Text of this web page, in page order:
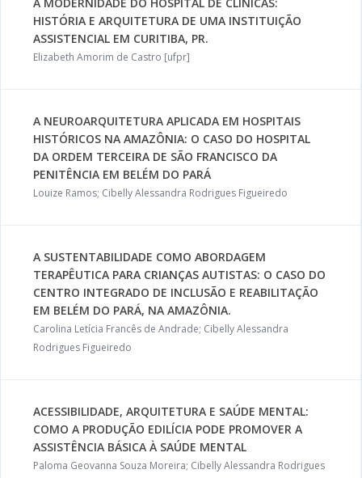
HISTÓRIA E ARQUITETURA DE UMA INSTITUIÇÃO
ASSISTENCIAL EM CURITIBA, PR.
Elizabeth Amorim de Castro [ufpr]
A NEUROARQUITETURA APLICADA EM HOSPITAIS
HISTÓRICOS NA AMAZÔNIA: O CASO DO HOSPITAL
DA ORDEM TERCEIRA DE SÃO FRANCISCO DA
PENITÊNCIA EM BELÉM DO PARÁ
Louize Ramos; Cibelly Alessandra Rodrigues Figueiredo
A SUSTENTABILIDADE COMO ABORDAGEM
TERAPÊUTICA PARA CRIANÇAS AUTISTAS: O CASO DO
CENTRO INTEGRADO DE INCLUSÃO E REABILITAÇÃO
EM BELÉM DO PARÁ, NA AMAZÔNIA.
Carolina Letícia Francês de Andrade; Cibelly Alessandra
Rodrigues Figueiredo
ACESSIBILIDADE, ARQUITETURA E SAÚDE MENTAL:
COMO A PRODUÇÃO EDILÍCIA PODE PROMOVER A
ASSISTÊNCIA BÁSICA À SAÚDE MENTAL
Paloma Geovanna Souza Moreira; Cibelly Alessandra Rodrigues